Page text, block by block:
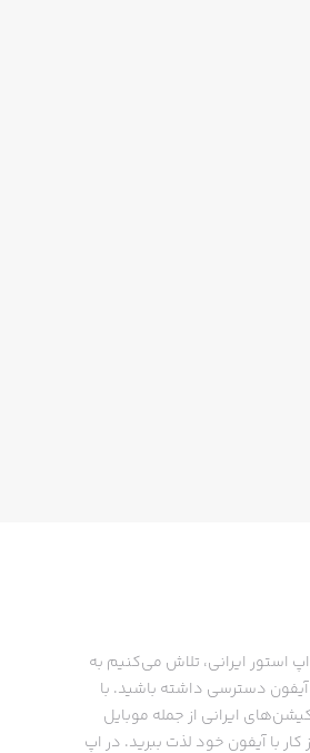
استور ایرانی، تلاش می‌کنیم به
آیفون دسترسی داشته باشید. با
ایرانی از جمله موبایل
با آیفون خود لذت ببرید. در اپ